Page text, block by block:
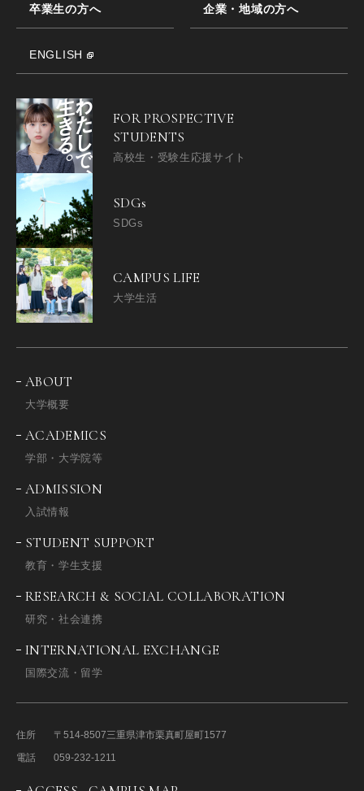
卒業生の方へ 企業・地域の方へ
ENGLISH
FOR PROSPECTIVE
STUDENTS
高校生・受験生応援サイト
SDGs
SDGs
CAMPUS LIFE
大学生活
ABOUT
大学概要
ACADEMICS
学部・大学院等
ADMISSION
入試情報
STUDENT SUPPORT
教育・学生支援
RESEARCH & SOCIAL COLLABORATION
研究・社会連携
INTERNATIONAL EXCHANGE
国際交流・留学
住所 〒514-8507三重県津市栗真町屋町1577
電話
059-232-1211